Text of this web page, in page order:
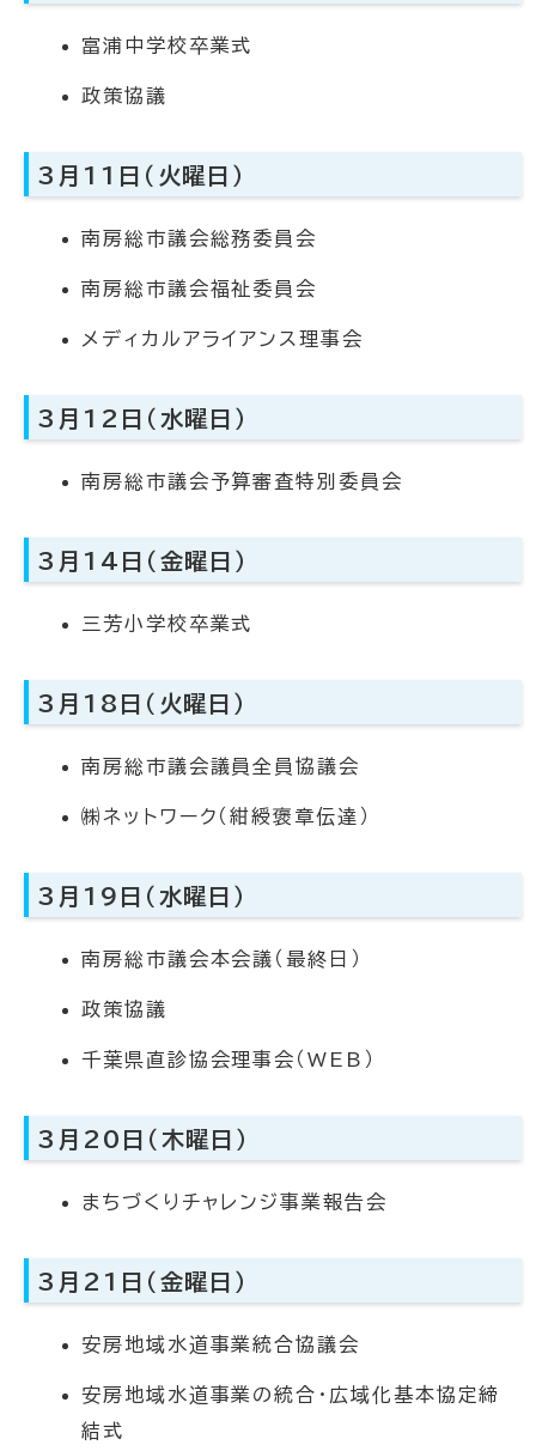
富浦中学校卒業式
政策協議
3月11日（火曜日）
南房総市議会総務委員会
南房総市議会福祉委員会
メディカルアライアンス理事会
3月12日（水曜日）
南房総市議会予算審査特別委員会
3月14日（金曜日）
三芳小学校卒業式
3月18日（火曜日）
南房総市議会議員全員協議会
㈱ネットワーク（紺綬褒章伝達）
3月19日（水曜日）
南房総市議会本会議（最終日）
政策協議
千葉県直診協会理事会（WEB）
3月20日（木曜日）
まちづくりチャレンジ事業報告会
3月21日（金曜日）
安房地域水道事業統合協議会
安房地域水道事業の統合・広域化基本協定締
結式